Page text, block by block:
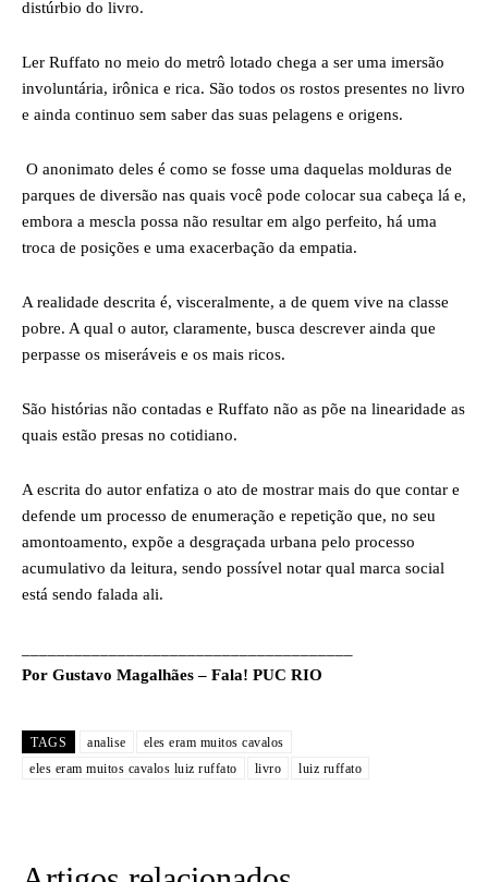
distúrbio do livro.
Ler Ruffato no meio do metrô lotado chega a ser uma imersão
involuntária, irônica e rica. São todos os rostos presentes no livro
e ainda continuo sem saber das suas pelagens e origens.
O anonimato deles é como se fosse uma daquelas molduras de
parques de diversão nas quais você pode colocar sua cabeça lá e,
embora a mescla possa não resultar em algo perfeito, há uma
troca de posições e uma exacerbação da empatia.
A realidade descrita é, visceralmente, a de quem vive na classe
pobre. A qual o autor, claramente, busca descrever ainda que
perpasse os miseráveis e os mais ricos.
São histórias não contadas e Ruffato não as põe na linearidade as
quais estão presas no cotidiano.
A escrita do autor enfatiza o ato de mostrar mais do que contar e
defende um processo de enumeração e repetição que, no seu
amontoamento, expõe a desgraçada urbana pelo processo
acumulativo da leitura, sendo possível notar qual marca social
está sendo falada ali.
Por Gustavo Magalhães – Fala! PUC RIO
TAGS analise
eles eram muitos cavalos
eles eram muitos cavalos luiz ruffato
livro luiz ruffato